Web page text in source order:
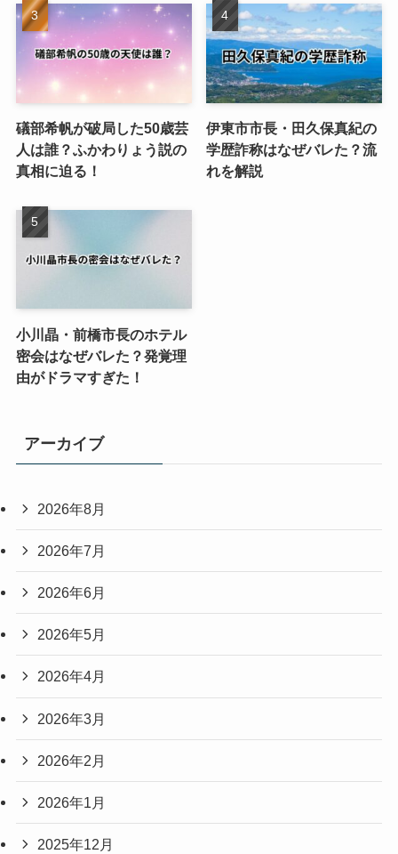
礒部希帆が破局した50歳芸
人は誰？ふかわりょう説の
真相に迫る！
伊東市市長・田久保真紀の
学歴詐称はなぜバレた？流
れを解説
小川晶・前橋市長のホテル
密会はなぜバレた？発覚理
由がドラマすぎた！
アーカイブ
2026年8月
2026年7月
2026年6月
2026年5月
2026年4月
2026年3月
2026年2月
2026年1月
2025年12月